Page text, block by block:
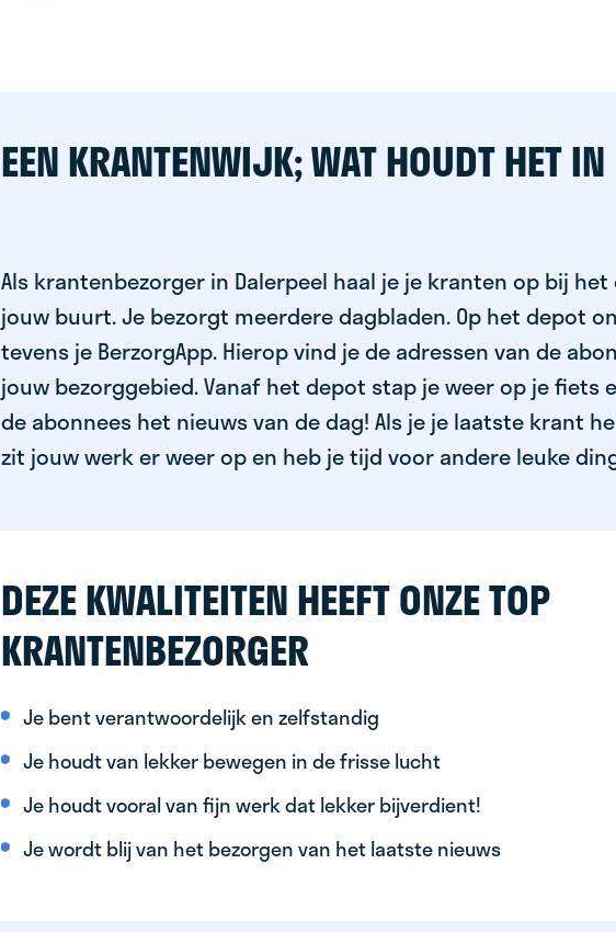
EEN KRANTENWIJK; WAT HOUDT HET IN
Als krantenbezorger in Dalerpeel haal je je kranten op bij
jouw buurt. Je bezorgt meerdere dagbladen. Op het depot
tevens je BerzorgApp. Hierop vind je de adressen van de
jouw bezorggebied. Vanaf het depot stap je weer op je fiets
de abonnees het nieuws van de dag! Als je je laatste krant
zit jouw werk er weer op en heb je tijd voor andere leuke
DEZE KWALITEITEN HEEFT ONZE TOP
KRANTENBEZORGER
Je bent verantwoordelijk en zelfstandig
Je houdt van lekker bewegen in de frisse lucht
Je houdt vooral van fijn werk dat lekker bijverdient!
Je wordt blij van het bezorgen van het laatste nieuws